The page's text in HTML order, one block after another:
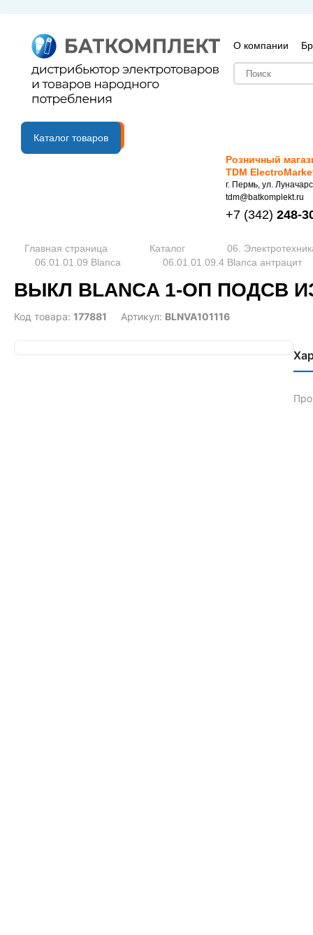
О компании
B2B портал
Каталог товаров
Розничный
TDM
г. Пермь, ул.
tdm@batkomplekt.ru
+7 (342) 248-
Главная страница Каталог
06.
06.01.01.09 Blanca
06.01.01.09.4 Blanca антрацит
ВЫКЛ BLANCA 1-ОП ПОДСВ
Код товара: 177881 Артикул: BLNVA101116